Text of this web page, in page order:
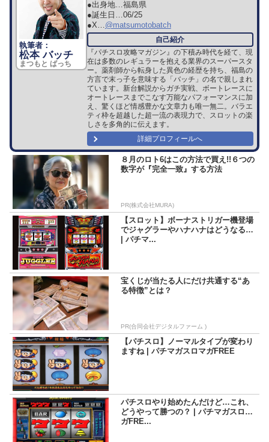
松本 バッチ
まつもと ばっち
●出身地…福島県
●誕生日…06/25
●X…@matsumotobatch
『パチスロ攻略マガジン』の下積み時代を経て、現
在は多数のレギュラーを抱える業界のスーパースタ
ー。薬剤師から転身した異色の経歴を持ち、福島の
方言で末っ子を意味する「バッチ」の名で親しまれ
ています。新台解説からガチ実戦、ボートレースに
オートレースまでこなす万能なパフォーマンスに加
え、驚くほど情感豊かな文章力も唯一無二。バラエ
ティ枠を超越した超一流の表現力で、スロットの楽
しさを多角的に伝えます。
詳細プロフィールへ
８月のロト6はこの方法で買え!!６つの
数字が『完全一致』する方法
PR(株式会社MURA)
【スロット】ボーナストリガー機登場
でジャグラーやハナハナはどうなる？
| パチマ...
宝くじが当たる人にだけ共通する“あ
る特徴”とは？
PR(合同会社デジタルファーム )
【パチスロ】ノーマルタイプが変わり
ますね | パチマガスロマガFREE
パチスロやり始めたんだけど…これ、
どうやって勝つの？ | パチマガスロマ
ガFRE...